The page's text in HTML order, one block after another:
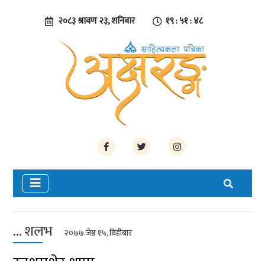
२०८३ श्रावण २३, शनिबार १९ : ५१ : ४९
... शलभ २०७७ जेष्ठ १५, बिहीबार